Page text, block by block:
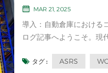
MAR 21, 2025
導入：自動倉庫における
ログ記事へようこそ。現
に不可欠な要素であり、
タグ : ASRS